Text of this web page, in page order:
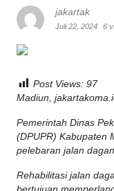
jakartak
Juli 22, 2024 6
Post Views: 97
Madiun,
Pemerintah Dinas
(DPUPR) Kabupaten
pelebaran jalan
Rehabilitasi jalan